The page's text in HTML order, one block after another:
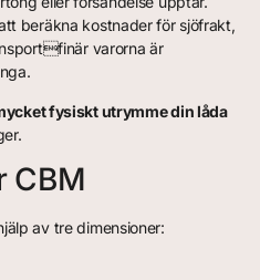
beräkna kostnader för sjöfrakt,
varorna är
fysiskt utrymme din låda
CBM
av tre dimensioner: